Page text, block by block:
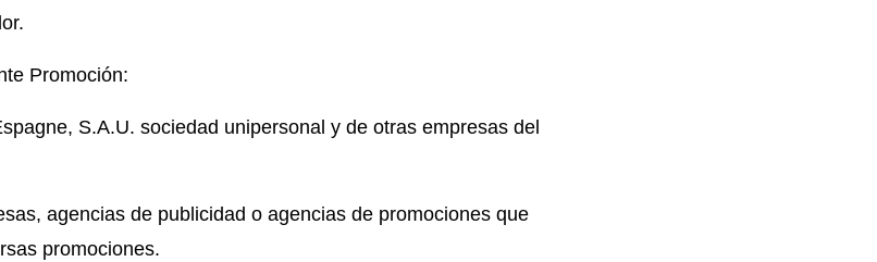
Promoción:
S.A.U. sociedad unipersonal y de otras empresas del
agencias de publicidad o agencias de promociones que
promociones.